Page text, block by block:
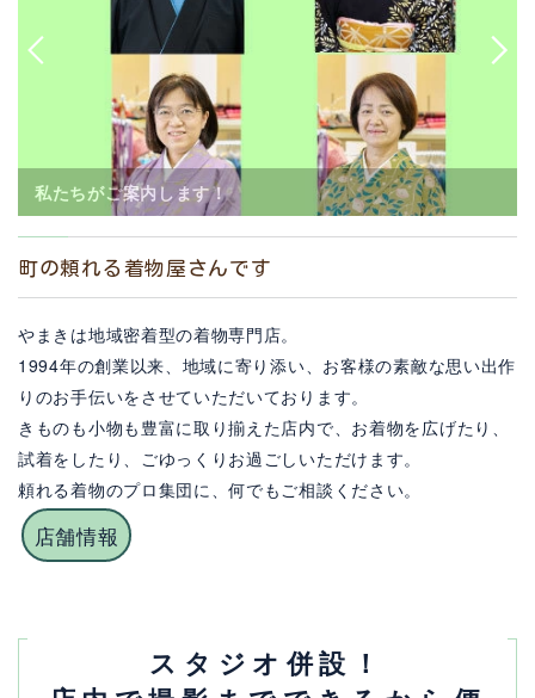
町の頼れる着物屋さんです
やまきは地域密着型の着物専門店。
1994年の創業以来、地域に寄り添い、お客様の素敵な思い出作
りのお手伝いをさせていただいております。
きものも小物も豊富に取り揃えた店内で、お着物を広げたり、
試着をしたり、ごゆっくりお過ごしいただけます。
頼れる着物のプロ集団に、何でもご相談ください。
店舗情報
店舗外観
スタジオ併設！